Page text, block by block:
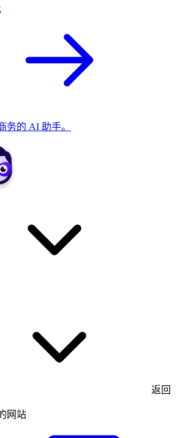
务的 AI 助手。
返回
网站